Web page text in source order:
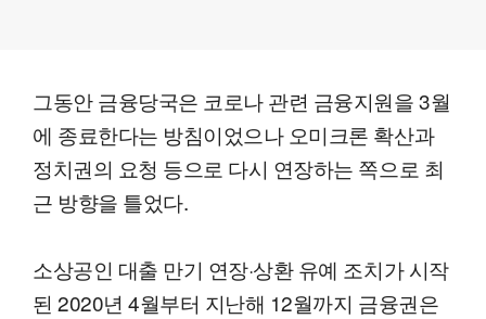
그동안 금융당국은 코로나 관련 금융지원을 3월
에 종료한다는 방침이었으나 오미크론 확산과
정치권의 요청 등으로 다시 연장하는 쪽으로 최
근 방향을 틀었다.
소상공인 대출 만기 연장·상환 유예 조치가 시작
된 2020년 4월부터 지난해 12월까지 금융권은